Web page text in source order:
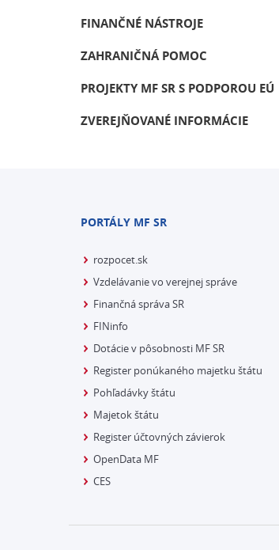
FINANČNÉ NÁSTROJE
ZAHRANIČNÁ POMOC
PROJEKTY MF SR S PODPOROU EÚ
ZVEREJŇOVANÉ INFORMÁCIE
PORTÁLY MF SR
rozpocet.sk
Vzdelávanie vo verejnej správe
Finančná správa SR
FINinfo
Dotácie v pôsobnosti MF SR
Register ponúkaného majetku štátu
Pohľadávky štátu
Majetok štátu
Register účtovných závierok
OpenData MF
CES